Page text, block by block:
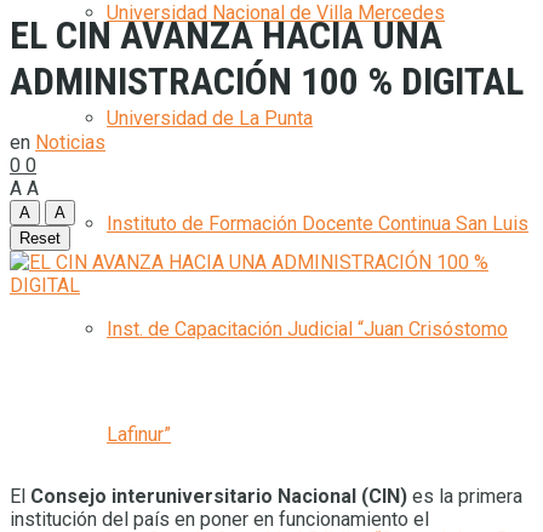
Universidad Nacional de Villa Mercedes
Universidad de La Punta
Instituto de Formación Docente Continua San Luis
Inst. de Capacitación Judicial “Juan Crisóstomo
Lafinur”
EL CIN AVANZA HACIA UNA
ADMINISTRACIÓN 100 % DIGITAL
en Noticias
0 0
A A
A
A
Reset
El Consejo interuniversitario Nacional (CIN) es la primera
institución del país en poner en funcionamiento el